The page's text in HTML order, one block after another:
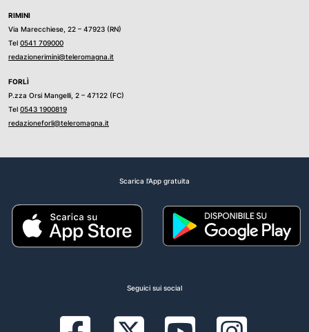
RIMINI
Via Marecchiese, 22 – 47923 (RN)
Tel 0541 709000
redazionerimini@teleromagna.it
FORLÌ
P.zza Orsi Mangelli, 2 – 47122 (FC)
Tel 0543 1900819
redazioneforli@teleromagna.it
Scarica l'App gratuita
Seguici sui social